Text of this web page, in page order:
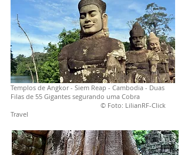
Templos de Angkor - Siem Reap - Cambodia - Duas
Filas de 55 Gigantes segurando uma Cobra
© Foto: LilianRF-Click
Travel